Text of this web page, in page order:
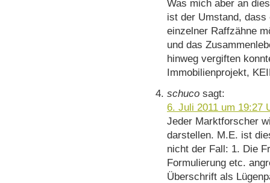
Was mich aber an
ist der Umstand, dass
einzelner Raffzähne
und das
hinweg vergiften
Immobilienprojekt,
schuco sagt:
6. Juli 2011 um 19:27
Jeder Marktforscher
darstellen. M.E. ist
nicht der Fall: 1. Die
Formulierung etc.
Überschrift als